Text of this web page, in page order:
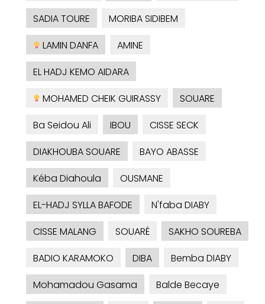
SADIA TOURE
MORIBA SIDIBEM
LAMIN DANFA
AMINE
EL HADJ KEMO AIDARA
MOHAMED CHEIK GUIRASSY
SOUARE
Ba Seidou Ali
IBOU
CISSE SECK
DIAKHOUBA SOUARE
BAYO ABASSE
Kéba Diahoula
OUSMANE
EL-HADJ SYLLA BAFODE
N'faba DIABY
CISSE MALANG
SOUARÉ
SAKHO SOUREBA
BADIO KARAMOKO
DIBA
Bemba DIABY
Mohamadou Gasama
Balde Becaye